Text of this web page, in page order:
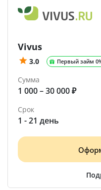
Vivus
3.0 Первый займ
Сумма
1 000 – 30 000 ₽
Срок
1 - 21 день